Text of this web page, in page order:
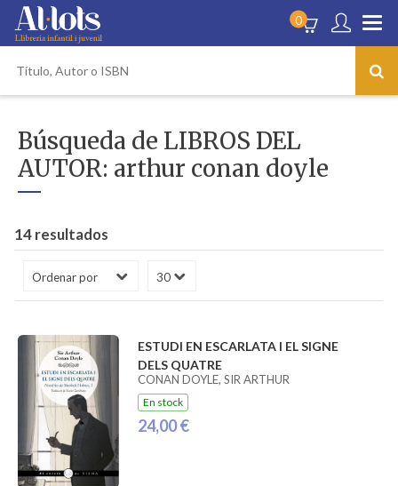
0
Búsqueda de LIBROS DEL
AUTOR: arthur conan doyle
14 resultados
ESTUDI EN ESCARLATA I EL SIGNE
DELS QUATRE
CONAN DOYLE, SIR ARTHUR
En stock
24,00 €